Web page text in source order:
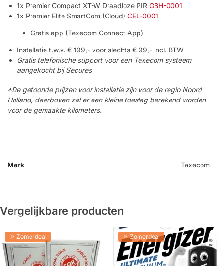
1x Premier Compact XT-W Draadloze PIR GBH-0001
1x Premier Elite SmartCom (Cloud) CEL-0001
Gratis app (Texecom Connect App)
Installatie t.w.v. € 199,- voor slechts € 99,- incl. BTW
Gratis telefonische support voor een Texecom systeem
aangekocht bij Secures
*De getoonde prijzen voor installatie zijn voor de regio Noord
Holland, daarboven zal er een kleine toeslag berekend worden
voor de gemaakte kilometers.
Merk Texecom
Vergelijkbare producten
🌞 Zomerdeal 🌞 Zomerdeal